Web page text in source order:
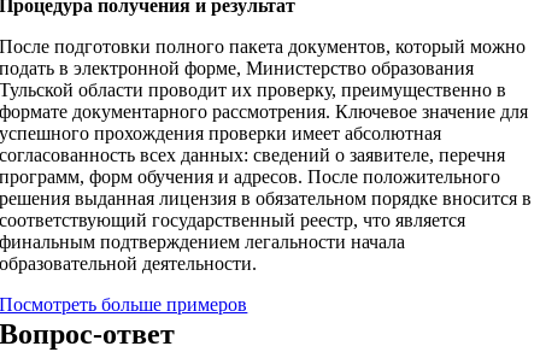
Процедура получения и результат
После подготовки полного пакета документов, который можно
подать в электронной форме, Министерство образования
Тульской области проводит их проверку, преимущественно в
формате документарного рассмотрения. Ключевое значение для
успешного прохождения проверки имеет абсолютная
согласованность всех данных: сведений о заявителе, перечня
программ, форм обучения и адресов. После положительного
решения выданная лицензия в обязательном порядке вносится в
соответствующий государственный реестр, что является
финальным подтверждением легальности начала
образовательной деятельности.
Посмотреть больше примеров
Вопрос-ответ